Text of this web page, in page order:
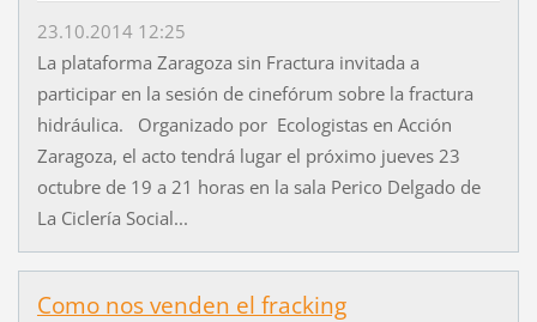
23.10.2014 12:25
La plataforma Zaragoza sin Fractura invitada a
participar en la sesión de cinefórum sobre la fractura
hidráulica. Organizado por Ecologistas en Acción
Zaragoza, el acto tendrá lugar el próximo jueves 23
octubre de 19 a 21 horas en la sala Perico Delgado de
La Ciclería Social...
Como nos venden el fracking